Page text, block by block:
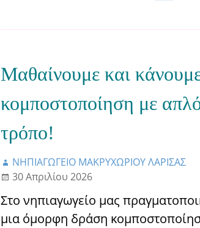
Μαθαίνουμε και
κομποστοποίηση με
τρόπο!
ΝΗΠΙΑΓΩΓΕΙΟ ΜΑΚΡΥΧΩΡΙΟΥ ΛΑΡΙΣΑΣ
30 Απριλίου 2026
Στο νηπιαγωγείο μας
μια όμορφη δράση